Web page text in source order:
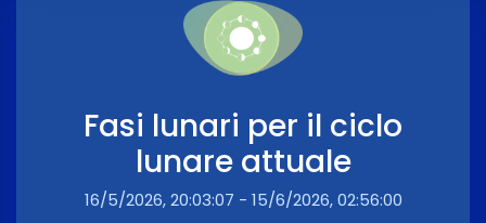
Fasi lunari per il ciclo
lunare attuale
16/5/2026, 20:03:07 - 15/6/2026, 02:56:00